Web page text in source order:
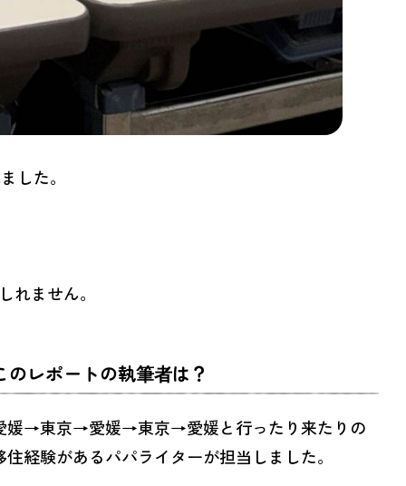
した。
ません。
のレポートの執筆者は？
媛→東京→愛媛→東京→愛媛と行ったり来たりの
住経験があるパパライターが担当しました。